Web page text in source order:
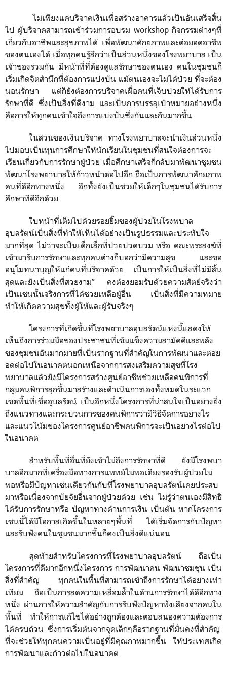
ไม่เพียงแค่บริจาคเงินเพื่อสร้างอาคารแล้วเป็นอันเสร็จสิ้น
ไป ผู้บริจาคสามารถเข้าร่วมการอบรม workshopกิจกรรมต่างๆที่
เกี่ยวกับอาชีพและสุขภาพได้ เพื่อพัฒนาศักยภาพและต่อยอดอาชีพ
ของตนเองได้ เมื่อทุกคนรู้สึกว่าเป็นส่วนหนึ่งของโรงพยาบาล เป็น
เจ้าของร่วมกัน มีหน้าที่ที่ต้องดูแลรักษาของตนเอง คนในชุมชนก็
เริ่มเกิดจิตสำนึกที่ต้องการแบ่งปัน แม้ตนเองจะไม่ได้ป่วย ที่จะต้อง
นอนรักษา
แต่ก็ยังต้องการบริจาคเผื่อคนที่เจ็บป่วยให้ได้รับการ
รักษาที่ดี ซึ่งเป็นสิ่งที่ดีงาม และเป็นการบรรลุเป้าหมายอย่างหนึ่ง
คือการให้ทุกคนเข้าใจถึงการแบ่งปันซึ่งกันและกันมากขึ้น
ในส่วนของเงินบริจาค ทางโรงพยาบาลจะนำเงินส่วนหนึ่ง
ไปมอบเป็นทุนการศึกษาให้นักเรียนในชุมชนที่สนใจต้องการจะ
เรียนเกี่ยวกับการรักษาผู้ป่วย เมื่อศึกษาเสร็จก็กลับมาพัฒนาชุมชน
พัฒนาโรงพยาบาลให้ก้าวหน้าต่อไปอีก ถือเป็นการพัฒนาศักยภาพ
คนที่ดีอีกทางหนึ่ง
อีกทั้งยังเป็นช่วยให้เด็กๆในชุมชนได้รับการ
ศึกษาทีดีอีกด้วย
ใบหน้าที่เต็มไปด้วยรอยยิ้มของผู้ป่วยในโรงพบาล
อุบลรัตน์เป็นสิ่งที่ทำให้เห็นได้อย่างเป็นรูปธรรมและประทับใจ
มากที่สุด ไม่ว่าจะเป็นเด็กเล็กที่ป่วยปวดบวม หรือ คณะพระสงฆ์ที่
เข้ามารับการรักษาและทุกคนต่างก็บอกว่ามีความสุข และขอ
อนุโมทนาบุญให้แก่คนที่บริจาคด้วย เป็นการให้เป็นสิ่งที่ไม่มีสิ้น
สุดและยังเป็นสิ่งที่สวยงาม”
คงต้องยอมรับด้วยความสัตย์จริงว่า
เป็นเช่นนั้นจริงการที่ได้ช่วยเหลือผู้อื่น เป็นสิ่งที่มีความหมาย
ทำให้เกิดความสุขทั้งผู้ให้และผู้รับจริงๆ
โครงการที่เกิดขึ้นที่โรงพยาบาลอุบลรัตน์แห่งนี้แสดงให้
เห็นถึงการร่วมมือของประชาชนที่เข้มแข็งความสามัคคีและพลัง
ของชุมชนอันมากมายที่เป็นรากฐานที่สำคัญในการพัฒนาและต่อย
อดต่อไปในอนาคตนอกเหนือจากการส่งเสริมความสุขที่โรง
พยาบาลแล้วยังมีโครงการสร้างศูนย์อาชีพช่วยเหลือคนพิการที่
กลุ่มคนพิการลุกขึ้นมาสร้างและดำเนินการเองทั้งหมดในระแวก
เขตพื้นที่เขื่ออุบลรัตน์ เป็นอีกหนึ่งโครงการที่น่าสนใจเป็นอย่างยิ่ง
ถึงแนวทางและกระบวนการของคนพิการว่ามีวิธีจัดการอย่างไร
และแนวโน้มของโครงการศูนย์อาชีพคนพิการจะเป็นอย่างไรต่อไป
ในอนาคต
สำหรับพื้นที่อื่นที่ยังเข้าไม่ถึงการรักษาที่ดี ยังมีโรงพบา
บาลอีกมากที่เครื่องมือทางการแพทย์ไม่พอเตียงรองรับผู้ป่วยไม่
พอหรือมีปัญหาเช่นเดียวกันกับที่โรงพยาบาลอุบลรัตน์เคยประสบ
มาหรือเนื่องจากปัยจัยอื่นจากผู้ป่วยด้วย เช่น ไม่รู้ว่าตนเองมีสิทธิ
ได้รับการรักษาหรือ ปัญหาทางด้านการเงิน เป็นต้น หากโครงการ
เช่นนี้ได้มีโอกาสเกิดขึ้นในหลายๆพื้นที่
ได้เริ่มจัดการกับปัญหา
และรับฟังคนในชุมชนมากขึ้นก็คงเป็นสิ่งดีแน่นอน
สุดท้ายสำหรับโครงการที่โรงพยาบาลอุบลรัตน์
ถือเป็น
โครงการที่ดีมากอีกหนึ่งโครงการ การพัฒนาคน พัฒนาชมชุน เป็น
สิ่งที่สำคัญ
ทุกคนในพื้นที่สามารถเข้าถึงการรักษาได้อย่างเท่า
เทียม
ถือเป็นการลดความเหลื่อมล้ำในด้านการรักษาได้ดีอีกทาง
หนึ่ง ผ่านการให้ความสำคัญกับการรับฟังปัญหาฟังเสียงจากคนใน
พื้นที่
ทำให้การแก้ไขได้อย่างถูกต้องและตอบสนองความต้องการ
ได้ครบถ้วน ซึ่งการเริ่มต้นจากจุดเล็กๆคือรากฐานที่มั่นคงที่สำคัญ
ที่จะช่วยให้ทุกคนความเป็นอยู่ที่มีคุณภาพมากขึ้น
ให้ประเทศเกิด
การพัฒนาและก้าวต่อไปในอนาคต